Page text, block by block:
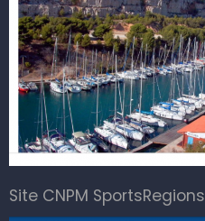
Site CNPM SportsRegions